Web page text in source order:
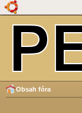
Obsah fóra